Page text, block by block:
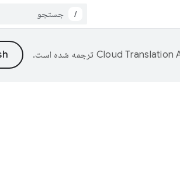
/
ترجمه شده است.